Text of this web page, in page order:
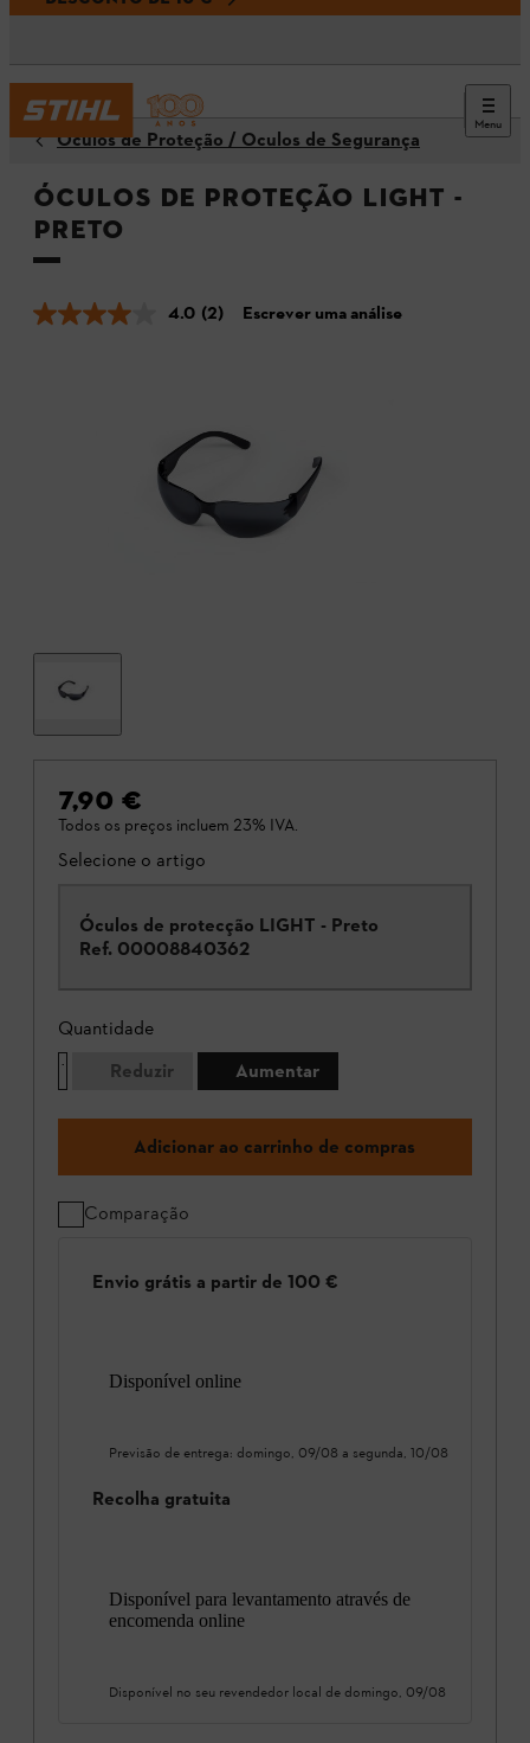
Menu
Óculos de Proteção / Óculos de Segurança
Óculos de proteção LIGHT -
Preto
4.0 (2) Escrever uma análise
7,90 €
Todos os preços incluem 23% IVA.
Selecione o artigo
Óculos de protecção LIGHT - Preto
Ref. 00008840362
Quantidade
Reduzir
Aumentar
Adicionar ao carrinho de compras
Comparação
Envio grátis a partir de 100 €
Disponível online
Previsão de entrega: domingo, 09/08 a segunda, 10/08
Recolha gratuita
Disponível para levantamento através de
encomenda online
Disponível no seu revendedor local de domingo, 09/08